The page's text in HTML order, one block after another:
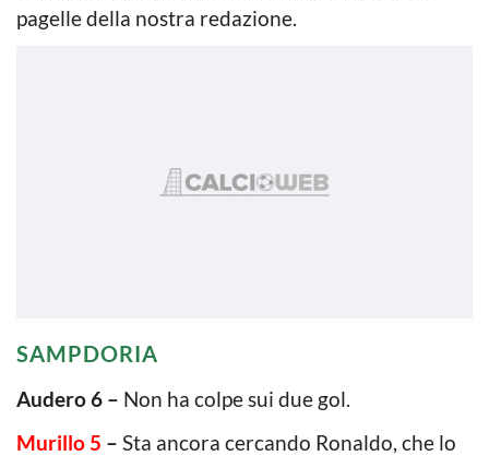
pagelle della nostra redazione.
SAMPDORIA
Audero 6 – Non ha colpe sui due gol.
Murillo 5 – Sta ancora cercando Ronaldo, che lo